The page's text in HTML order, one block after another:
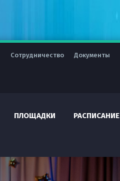
Сотрудничество Документы
ПЛОЩАДКИ РАСПИСАНИЕ